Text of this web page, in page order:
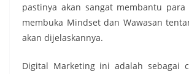
pastinya akan sangat membantu para
membuka Mindset dan Wawasan
akan dijelaskannya.
Digital Marketing ini adalah sebagai